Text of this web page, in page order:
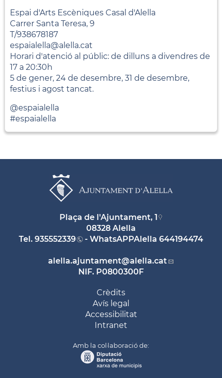
Espai d'Arts Escèniques Casal d'Alella
Carrer Santa Teresa, 9
T/938678187
espaialella@alella.cat
Horari d'atenció al públic: de dilluns a divendres de
17 a 20:30h
5 de gener, 24 de desembre, 31 de desembre,
festius i agost tancat.
@espaialella
#espaialella
Plaça de l'Ajuntament, 1
08328 Alella
Tel. 935552339 - WhatsAPPAlella 644194474
alella.ajuntament@alella.cat
NIF. P0800300F
Crèdits
Avís legal
Accessibilitat
Intranet
Amb la col·laboració de: